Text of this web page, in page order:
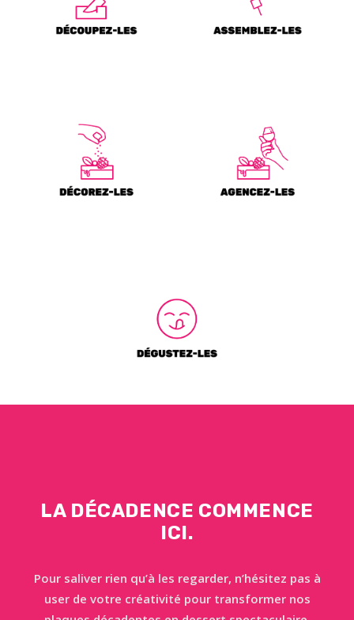
LA DÉCADENCE COMMENCE
ICI.
Pour saliver rien qu’à les regarder, n’hésitez pas à
user de votre créativité pour transformer nos